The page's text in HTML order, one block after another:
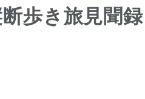
歩き旅見聞録